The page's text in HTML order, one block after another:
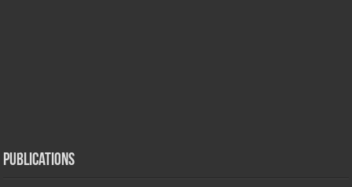
Publications